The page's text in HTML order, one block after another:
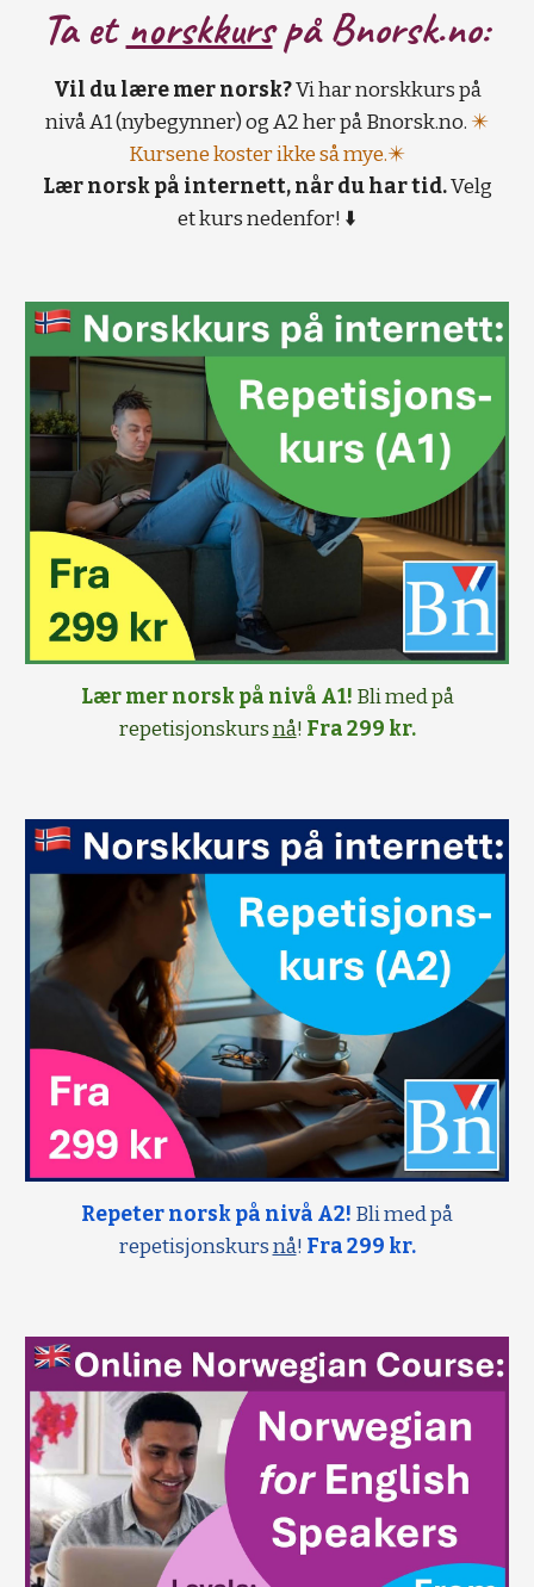
Ta et norskkurspå Bnorsk.no:
Vil du lære mer norsk?Vi har norskkurs på
nivå A1 (nybegynner) og A2 her på Bnorsk.no. ✴️
Kursene koster ikke så mye.✴️
Lær norsk på internett, når du har tid.Velg
et kurs nedenfor! ⬇️
Lær mer norsk på nivå A1! Bli med på
repetisjonskursnå! Fra 299 kr.
Repeter norsk på nivå A2! Bli med på
repetisjonskursnå! Fra 299 kr.